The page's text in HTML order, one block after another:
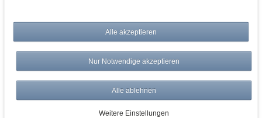
Versandkostenfrei ab 150€
Risikolos: 14 Tage Rückgabe
Über 20.000 Artikel
Schnelle Lieferung
Alle akzeptieren
Nur Notwendige akzeptieren
Alle ablehnen
Weitere Einstellungen